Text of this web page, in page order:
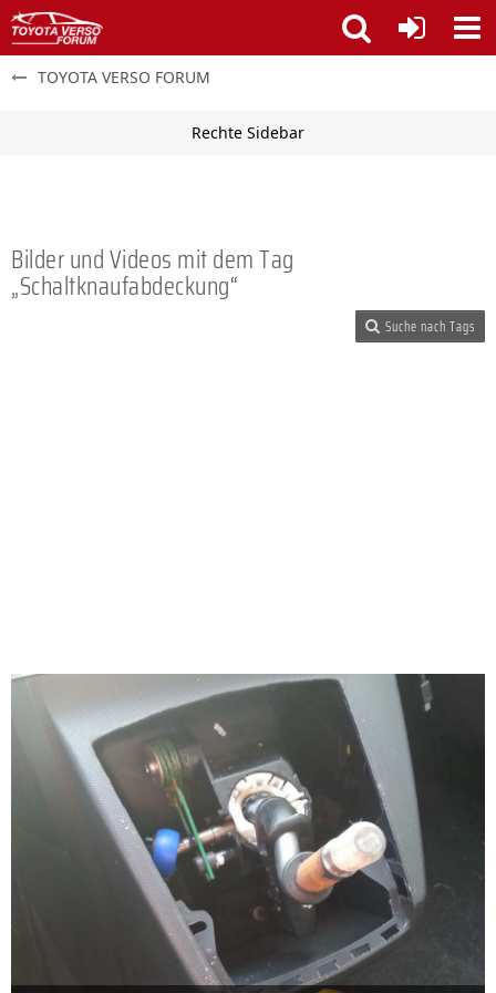
TOYOTA VERSO FORUM
Bilder und Videos mit dem Tag
„Schaltknaufabdeckung“
Suche nach Tags